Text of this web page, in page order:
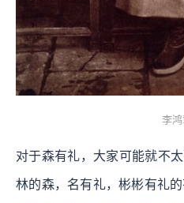
李鸿
对于森有礼，大家可能就不
林的森，名有礼，彬彬有礼